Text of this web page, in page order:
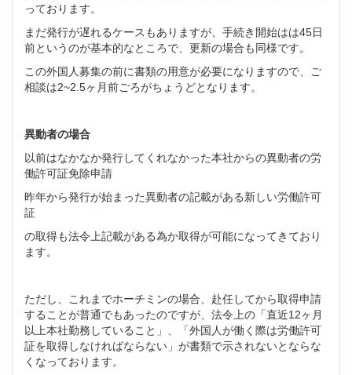
っております。
まだ発行が遅れるケースもありますが、手続き開始はは45日
前というのが基本的なところで、更新の場合も同様です。
この外国人募集の前に書類の用意が必要になりますので、ご
相談は2~2.5ヶ月前ごろがちょうどとなります。
異動者の場合
以前はなかなか発行してくれなかった本社からの異動者の労
働許可証免除申請
昨年から発行が始まった異動者の記載がある新しい労働許可
証
の取得も法令上記載がある為か取得が可能になってきており
ます。
ただし、これまでホーチミンの場合、赴任してから取得申請
することが普通でもあったのですが、法令上の「直近12ヶ月
以上本社勤務していること」、「外国人が働く際は労働許可
証を取得しなければならない」が書類で示されないとならな
くなっております。